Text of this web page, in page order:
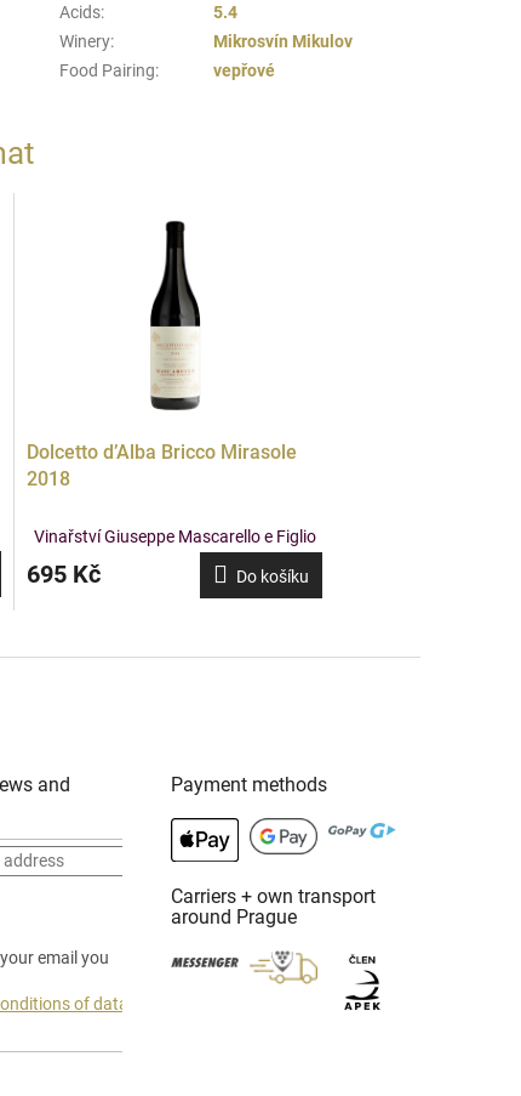
Acids:
5.4
Winery:
Mikrosvín Mikulov
Food Pairing:
vepřové
Dolcetto d’Alba Bricco Mirasole
2018
Vinařství Giuseppe Mascarello e Figlio
695 Kč Do košíku
and
email you
of data
Payment methods
Carriers + own transport
around Prague